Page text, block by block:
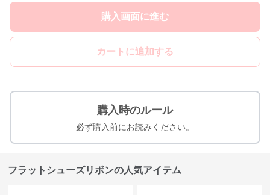
購入画面に進む
カートに追加する
購入時のルール
必ず購入前にお読みください。
フラットシューズリボンの人気アイテム